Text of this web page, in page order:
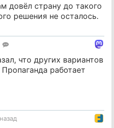
довёл страну до такого
решения не осталось.
что других вариантов
работает